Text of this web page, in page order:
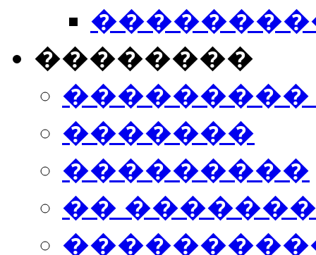
��������
���������
�������
���������
��